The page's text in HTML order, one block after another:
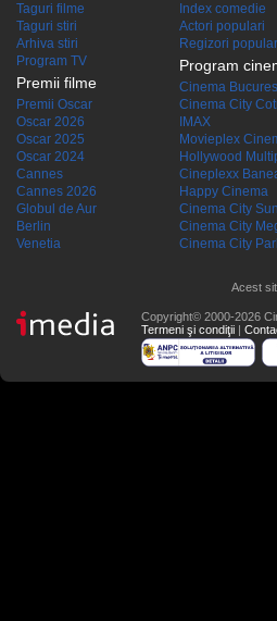
Taguri filme
Taguri stiri
Arhiva stiri
Program TV
Premii filme
Premii Oscar
Oscar 2026
Oscar 2025
Oscar 2024
Cannes
Cannes 2026
Globul de Aur
Berlin
Venetia
Index comedie
Actori populari
Regizori
Program
Cinema
Cinema City
IMAX
Movieplex
Hollywood
Cineplexx
Happy Cinema
Cinema City
Cinema City
Cinema City
Acest
Copyright© 2000-2026
Termeni şi condiţii |